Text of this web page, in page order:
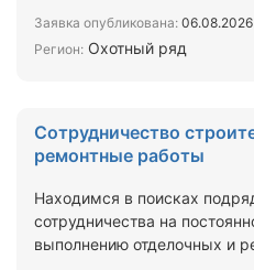
Заявка опубликована: 06.08.2026
Регион: Охотный ряд
Сотрудничество
ремонтные работы
Находимся в поисках
сотрудничества на
выполнению отделочных и